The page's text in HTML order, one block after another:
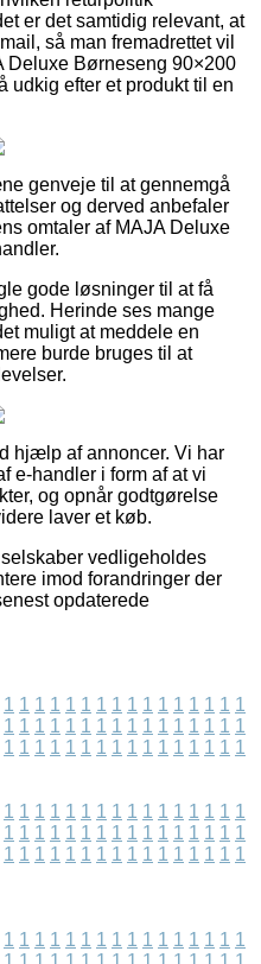
er det samtidig relevant, at
så man fremadrettet vil
Deluxe Børneseng 90×200
udkig efter et produkt til en
genveje til at gennemgå
og derved anbefaler
omtaler af MAJA Deluxe
gode løsninger til at få
Herinde ses mange
muligt at meddele en
burde bruges til at
hjælp af annoncer. Vi har
e-handler i form af at vi
og opnår godtgørelse
laver et køb.
vedligeholdes
imod forandringer der
opdaterede
1 1 1 1 1 1 1 1 1 1 1 1 1 1 1 1
1 1 1 1 1 1 1 1 1 1 1 1 1 1 1 1
1 1 1 1 1 1 1 1 1 1 1 1 1 1 1 1
1 1 1 1 1 1 1 1 1 1 1 1 1 1 1 1
1 1 1 1 1 1 1 1 1 1 1 1 1 1 1 1
1 1 1 1 1 1 1 1 1 1 1 1 1 1 1 1
1 1 1 1 1 1 1 1 1 1 1 1 1 1 1 1